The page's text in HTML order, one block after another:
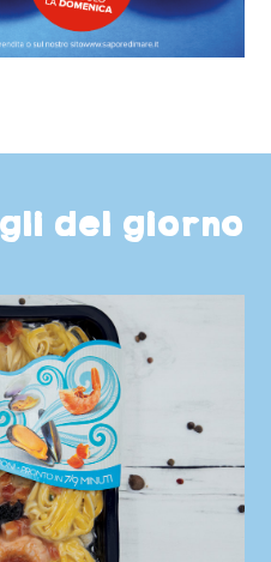
del giorno